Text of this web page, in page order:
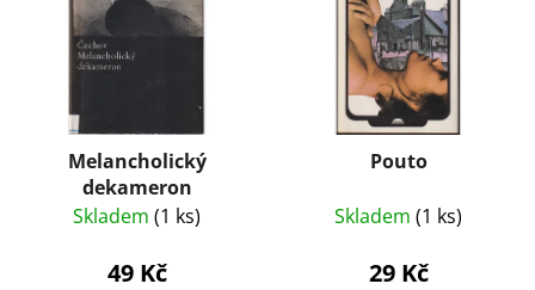
Melancholický
dekameron
Skladem (1 ks)
49 Kč
Pouto
Skladem (1 ks)
29 Kč